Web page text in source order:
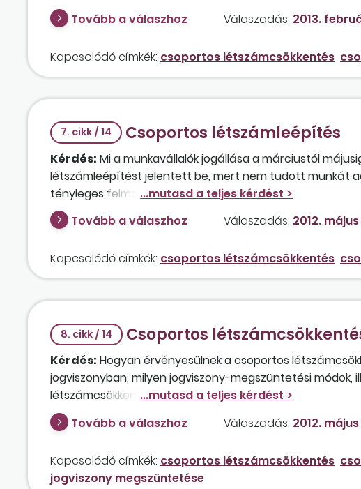
Tovább a válaszhoz
Válaszadás: 2013.
Kapcsolódó címkék: csoportos létszámcsökkentés
7. cikk / 14 Csoportos létszámleépítés
Kérdés: Mi a munkavállalók jogállása a márciustól
létszámleépítést jelentett be, mert nem tudott munkát
tényleges felmondás csak májusban történhet meg? A
fizetést viszont a munkáltató nem tud biztosítani a
lesznek-e egészségbiztosítási ellátásra a munkavállalók,
Tovább a válaszhoz Válaszadás: 2012.
Kapcsolódó címkék: csoportos létszámcsökkentés
8. cikk / 14 Csoportos
Kérdés: Hogyan érvényesülnek a csoportos
jogviszonyban, milyen jogviszony-megszüntetési
létszámcsökkentés szempontjából?
Tovább a válaszhoz
Válaszadás: 2012.
Kapcsolódó címkék: csoportos létszámcsökkentés
jogviszony megszüntetése